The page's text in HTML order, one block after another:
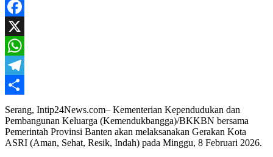
Yahoo
Mail
Facebook
X
WhatsApp
Telegram
Share
Serang, Intip24News.com– Kementerian Kependudukan dan
Pembangunan Keluarga (Kemendukbangga)/BKKBN bersama
Pemerintah Provinsi Banten akan melaksanakan Gerakan Kota
ASRI (Aman, Sehat, Resik, Indah) pada Minggu, 8 Februari 2026.